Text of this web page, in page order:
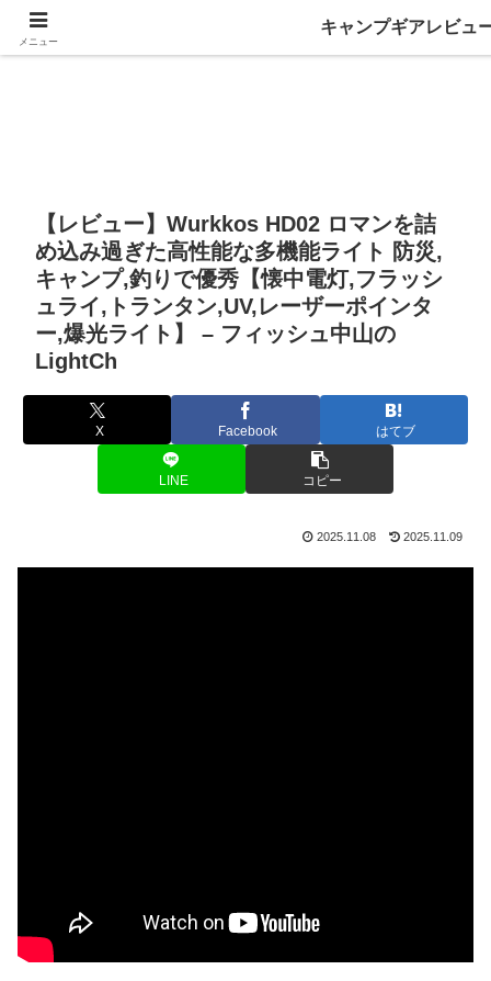
【レビュー】Wurkkos HD02 ロマンを詰
め込み過ぎた高性能な多機能ライト 防災,
キャンプ,釣りで優秀【懐中電灯,フラッシ
ュライ,トランタン,UV,レーザーポインタ
ー,爆光ライト】 – フィッシュ中山の
LightCh
X Facebook はてブ
LINE コピー
2025.11.08 2025.11.09
メニュー
キャンプギアレビュ